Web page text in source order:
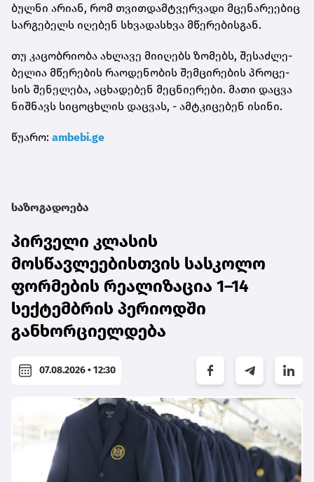
ბულ­ნი არი­ან, რომ თვით­დამ­ტვერ­ვა­დი მცე­ნა­რე­ე­ბიც
სარ­გე­ბელს იღე­ბენ სხვა­დას­ხვა მწე­რე­ბის­გან.
თუ კა­ცობ­რი­ო­ბა ახ­ლა­ვე მი­ი­ღებს ზო­მებს, შე­საძ­ლე­
ბე­ლია მწე­რე­ბის რა­ო­დე­ნო­ბის შემ­ცი­რე­ბის პრო­ცე­
სის შე­ნე­ლე­ბა, აცხა­დე­ბენ მეც­ნი­ე­რე­ბი. მათი დაც­ვა
ნიშ­ნავს სი­ცო­ცხლის დაც­ვას, - ამ­ტკი­ცე­ბენ ისი­ნი.
წუარო: ambebi.ge
საზოგადოება
პირველი კლასის
მოსწავლეებისთვის სასკოლო
ფორმების რეალიზაცია 1–14
სექტემბრის პერიოდში
განხორციელდება
07.08.2026 • 12:30